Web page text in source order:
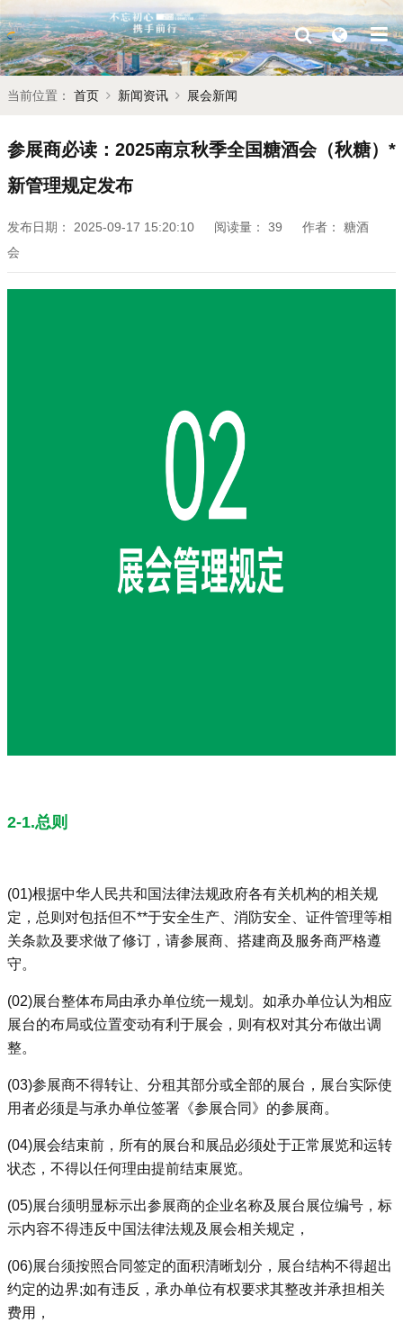
当前位置： 首页 新闻资讯 展会新闻
参展商必读：2025南京秋季全国糖酒会（秋糖）*
新管理规定发布
发布日期： 2025-09-17 15:20:10 阅读量： 39 作者：
糖酒
会
2-1.总则
(01)根据中华人民共和国法律法规政府各有关机构的相关规
定，总则对包括但不**于安全生产、消防安全、证件管理等相
关条款及要求做了修订，请参展商、搭建商及服务商严格遵
守。
(02)展台整体布局由承办单位统一规划。如承办单位认为相应
展台的布局或位置变动有利于展会，则有权对其分布做出调
整。
(03)参展商不得转让、分租其部分或全部的展台，展台实际使
用者必须是与承办单位签署《参展合同》的参展商。
(04)展会结束前，所有的展台和展品必须处于正常展览和运转
状态，不得以任何理由提前结束展览。
(05)展台须明显标示出参展商的企业名称及展台展位编号，标
示内容不得违反中国法律法规及展会相关规定，
(06)展台须按照合同签定的面积清晰划分，展台结构不得超出
约定的边界;如有违反，承办单位有权要求其整改并承担相关
费用，